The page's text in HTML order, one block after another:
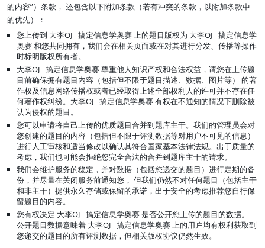
的内容”）条款， 还包含以下附加条款（若有冲突的条款，以附加条款中
的优先）：
您上传到 大李OJ - 搞定信息学奥赛 上的题目版权为 大李OJ - 搞定信息学
奥赛 和您共同拥有，我们会在相关页面或在对其进行分发、传播等操作
时标明版权所有者。
大李OJ - 搞定信息学奥赛 尊重他人知识产权和合法权益，请您在上传题
目前确保拥有题目内容（包括但不限于题目描述、数据、图片等） 的著
作权及信息网络传播权或者已经取得上述全部权利人的许可并不存在任
何著作权纠纷。大李OJ - 搞定信息学奥赛 有权在不通知的情况下删除被
认为侵权的题目。
您可以申请将自己上传的优质题目合并到题库主干。我们的管理员会对
您创建的题目的内容（包括但不限于评测数据等对用户不可见的信息）
进行人工审核和适当修改以确认其符合国家基本法律法规。出于质量的
考虑，我们也可能会拒绝您完全合法的合并到题库主干的请求。
我们会维护服务的稳定，并对数据（包括您递交的题目）进行定期的备
份，并尽量在关闭服务前通知您， 但我们仍然不对任何题目（包括主干
和非主干）提供永久存储或保留的承诺，出于安全的考虑推荐您自行保
留题目的内容。
您有权决定 大李OJ - 搞定信息学奥赛 是否公开您上传的题目的数据。
公开题目数据意味着 大李OJ - 搞定信息学奥赛 上的用户均有权利获取到
您递交的题目的所有评测数据，但相关版权协议仍然生效。